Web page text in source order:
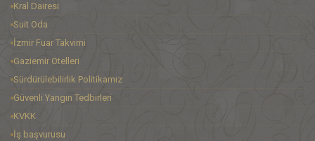
Kral Dairesi
Suit Oda
İzmir Fuar Takvimi
Gaziemir Otelleri
Sürdürülebilirlik Politikamız
Güvenli Yangın Tedbirleri
KVKK
İş başvurusu